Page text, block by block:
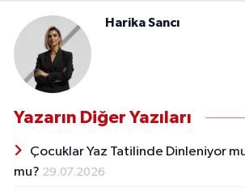
Harika Sancı
Yazarın Diğer Yazıları
Çocuklar Yaz Tatilinde Dinleniyor
mu? 29.07.2026